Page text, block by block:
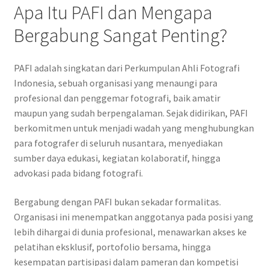
Apa Itu PAFI dan Mengapa
Bergabung Sangat Penting?
PAFI adalah singkatan dari Perkumpulan Ahli Fotografi
Indonesia, sebuah organisasi yang menaungi para
profesional dan penggemar fotografi, baik amatir
maupun yang sudah berpengalaman. Sejak didirikan, PAFI
berkomitmen untuk menjadi wadah yang menghubungkan
para fotografer di seluruh nusantara, menyediakan
sumber daya edukasi, kegiatan kolaboratif, hingga
advokasi pada bidang fotografi.
Bergabung dengan PAFI bukan sekadar formalitas.
Organisasi ini menempatkan anggotanya pada posisi yang
lebih dihargai di dunia profesional, menawarkan akses ke
pelatihan eksklusif, portofolio bersama, hingga
kesempatan partisipasi dalam pameran dan kompetisi